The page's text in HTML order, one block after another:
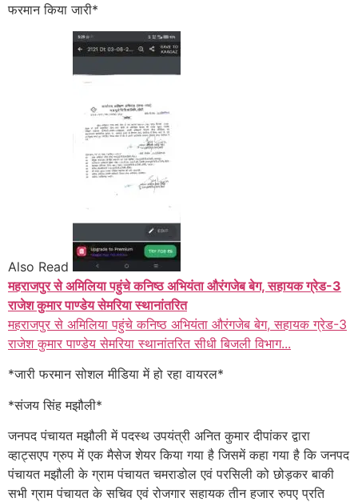
फरमान किया जारी*
Also Read
महराजपुर से अमिलिया पहुंचे कनिष्ठ अभियंता औरंगजेब बेग, सहायक ग्रेड-3
राजेश कुमार पाण्डेय सेमरिया स्थानांतरित
महराजपुर से अमिलिया पहुंचे कनिष्ठ अभियंता औरंगजेब बेग, सहायक ग्रेड-3
राजेश कुमार पाण्डेय सेमरिया स्थानांतरित सीधी बिजली विभाग...
*जारी फरमान सोशल मीडिया में हो रहा वायरल*
*संजय सिंह मझौली*
जनपद पंचायत मझौली में पदस्थ उपयंत्री अनित कुमार दीपांकर द्वारा
व्हाट्सएप ग्रुप में एक मैसेज शेयर किया गया है जिसमें कहा गया है कि जनपद
पंचायत मझौली के ग्राम पंचायत चमराडोल एवं परसिली को छोड़कर बाकी
सभी ग्राम पंचायत के सचिव एवं रोजगार सहायक तीन हजार रुपए प्रति